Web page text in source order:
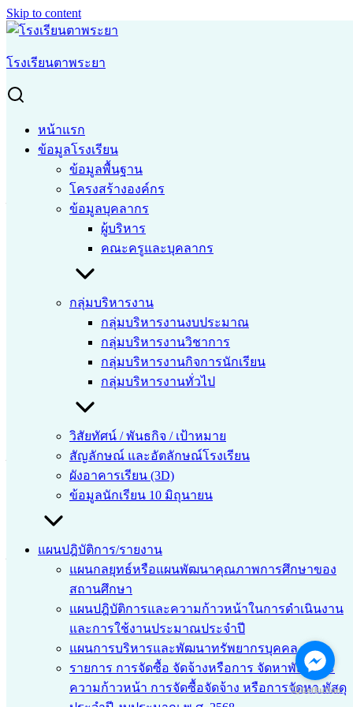
Skip to content
โรงเรียนตาพระยา
หน้าแรก
ข้อมูลโรงเรียน
ข้อมูลพื้นฐาน
โครงสร้างองค์กร
ข้อมูลบุคลากร
ผู้บริหาร
คณะครูและบุคลากร
กลุ่มบริหารงาน
กลุ่มบริหารงานงบประมาณ
กลุ่มบริหารงานวิชาการ
กลุ่มบริหารงานกิจการนักเรียน
กลุ่มบริหารงานทั่วไป
วิสัยทัศน์ / พันธกิจ / เป้าหมาย
สัญลักษณ์ และอัตลักษณ์โรงเรียน
ผังอาคารเรียน (3D)
ข้อมูลนักเรียน 10 มิถุนายน
แผนปฎิบัติการ/รายงาน
แผนกลยุทธ์หรือแผนพัฒนาคุณภาพการศึกษาของ
สถานศึกษา
แผนปฎิบัติการและความก้าวหน้าในการดำเนินงาน
และการใช้งานประมาณประจำปี
แผนการบริหารและพัฒนาทรัพยากรบุคคล
รายการ การจัดซื้อ จัดจ้างหรือการ จัดหาพัสดุและ
ความก้าวหน้า การจัดซื้อจัดจ้าง หรือการจัดหา พัสดุ
Search for:
สุธรรม
ยาภรณ์ สิงสุธรรม
กลุ่มสาระการเรียนรู้ประกาศนียบัตร
วิชาชีพ : ครูรัตติยาภรณ์ สิงสุธรรม
รายวิชา การบัญชีตั๋วเงิน
แบบฝึกทักษะ วิชาการบัญชีตั๋วเงิน
เวลาในการเข้าเรียนผ่าน Google meeting
วิชาการบัญชีตั๋วเงิน ปวช.3/1
วันศุกร์ที่ 9 ม.ค. 2569 เวลา 13.00-14.00 น.
เวลาในการเข้าเรียนผ่าน Google meeting
วิชาการบัญชีอุตสาหกรรม ปวช.2/1
วันศุกร์ที่ 9 ม.ค. 2569 เวลา 14.00-15.00 น.
©2026 taprayaschool.ac.th. All rights reserved.